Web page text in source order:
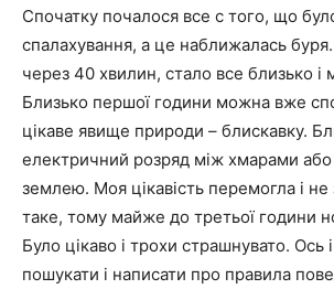
Спочатку почалося все с того, що
спалахування, а це наближалась
через 40 хвилин, стало все близько і
Близько першої години можна вже
цікаве явище природи – блискавку.
електричний розряд між хмарами
землею. Моя цікавість перемогла і не
таке, тому майже до третьої години
Було цікаво і трохи страшнувато. Ось
пошукати і написати про правила